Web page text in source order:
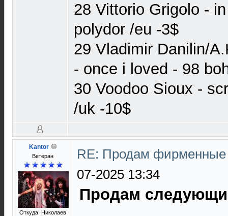
28 Vittorio Grigolo -
polydor /eu -3$
29 Vladimir Danilin/
- once i loved - 98
30 Voodoo Sioux -
/uk -10$
Kantor
Ветеран
Откуда: Николаев
RE: Продам фирменные
07-2025 13:34
Продам